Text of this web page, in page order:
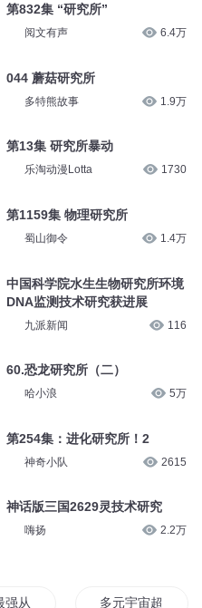
第832集 “研究所”
阅文有声 6.4万
044 蘑菇研究所
多特熊故事 1.9万
第13集 研究所暴动
乐淘动漫Lotta 1730
第1159集 物理研究所
蜀山御令 1.4万
中国科学院水生生物研究所环境
DNA监测技术研究获进展
九派新闻 116
60.恐龙研究所（二）
哈小浪 5万
第254集：进化研究所！2
神奇小队 2615
神话版三国2629灵技术研究
嗨扬 2.2万
强从研究所开始 多元宇宙超凡体